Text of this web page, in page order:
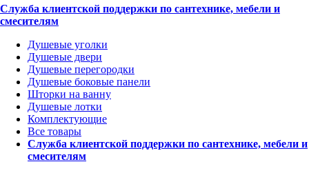
Служба клиентской поддержки по сантехнике, мебели и
смесителям
Душевые уголки
Душевые двери
Душевые перегородки
Душевые боковые панели
Шторки на ванну
Душевые лотки
Комплектующие
Все товары
Служба клиентской поддержки по сантехнике, мебели и
смесителям